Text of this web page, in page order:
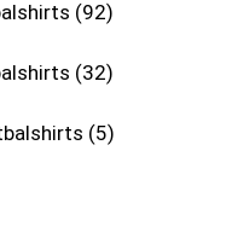
92
32
5